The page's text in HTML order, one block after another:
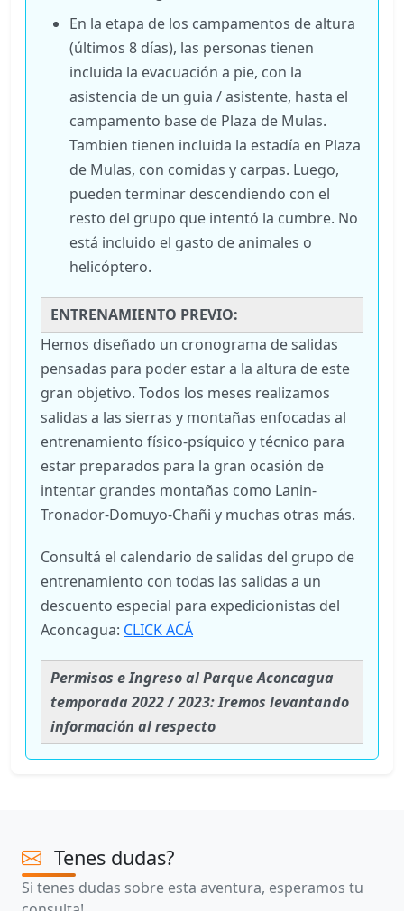
En la etapa de los campamentos de altura
(últimos 8 días), las personas tienen
incluida la evacuación a pie, con la
asistencia de un guia / asistente, hasta el
campamento base de Plaza de Mulas.
Tambien tienen incluida la estadía en Plaza
de Mulas, con comidas y carpas. Luego,
pueden terminar descendiendo con el
resto del grupo que intentó la cumbre. No
está incluido el gasto de animales o
helicóptero.
ENTRENAMIENTO PREVIO:
Hemos diseñado un cronograma de salidas
pensadas para poder estar a la altura de este
gran objetivo. Todos los meses realizamos
salidas a las sierras y montañas enfocadas al
entrenamiento físico-psíquico y técnico para
estar preparados para la gran ocasión de
intentar grandes montañas como Lanin-
Tronador-Domuyo-Chañi y muchas otras más.
Consultá el calendario de salidas del grupo de
entrenamiento con todas las salidas a un
descuento especial para expedicionistas del
Aconcagua: CLICK ACÁ
Permisos e Ingreso al Parque Aconcagua
temporada 2022 / 2023: Iremos levantando
información al respecto
Tenes dudas?
Si tenes dudas sobre esta aventura, esperamos tu